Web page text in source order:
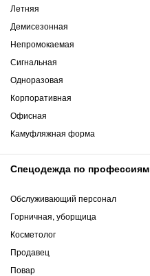
Летняя
Демисезонная
Непромокаемая
Сигнальная
Одноразовая
Корпоративная
Офисная
Камуфляжная форма
Спецодежда по профессиям
Обслуживающий персонал
Горничная, уборщица
Косметолог
Продавец
Повар